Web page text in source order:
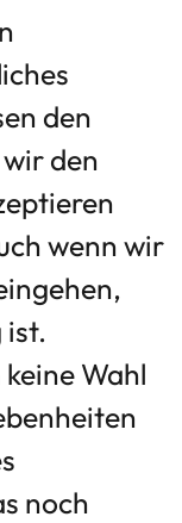
den
den
wenn wir
ist.
Wahl
noch